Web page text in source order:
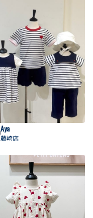
Aya
藤崎店